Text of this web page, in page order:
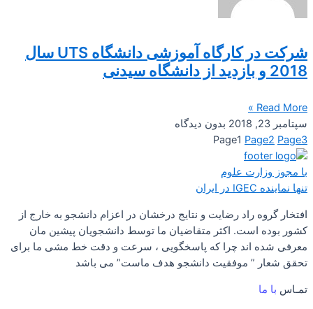
شرکت در کارگاه آموزشی دانشگاه UTS سال
2018 و بازدید از دانشگاه سیدنی
Read More »
سپتامبر 23, 2018
بدون دیدگاه
Page1 Page2 Page3
با مجوز وزارت علوم
تنها نماینده IGEC در ایران
افتخار گروه راد رضایت و نتایج درخشان در اعزام دانشجو به خارج از
کشور بوده است. اکثر متقاضیان ما توسط دانشجویان پیشین مان
معرفی شده اند چرا که پاسخگویی ، سرعت و دقت خط مشی ما برای
تحقق شعار ” موفقیت دانشجو هدف ماست” می باشد
تمـاس با ما